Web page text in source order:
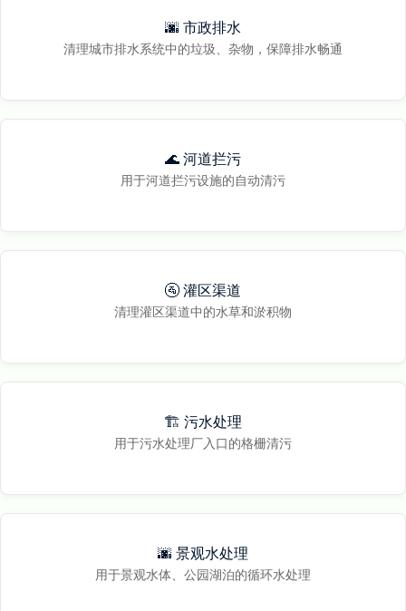
🌆 市政排水
清理城市排水系统中的垃圾、杂物，保障排水畅通
🌊 河道拦污
用于河道拦污设施的自动清污
🚰 灌区渠道
清理灌区渠道中的水草和淤积物
🏗️ 污水处理
用于污水处理厂入口的格栅清污
🌆 景观水处理
用于景观水体、公园湖泊的循环水处理